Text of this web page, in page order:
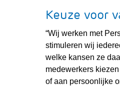
Keuze voor
“Wij werken met
stimuleren wij
welke kansen ze
medewerkers
of aan persoonlijke